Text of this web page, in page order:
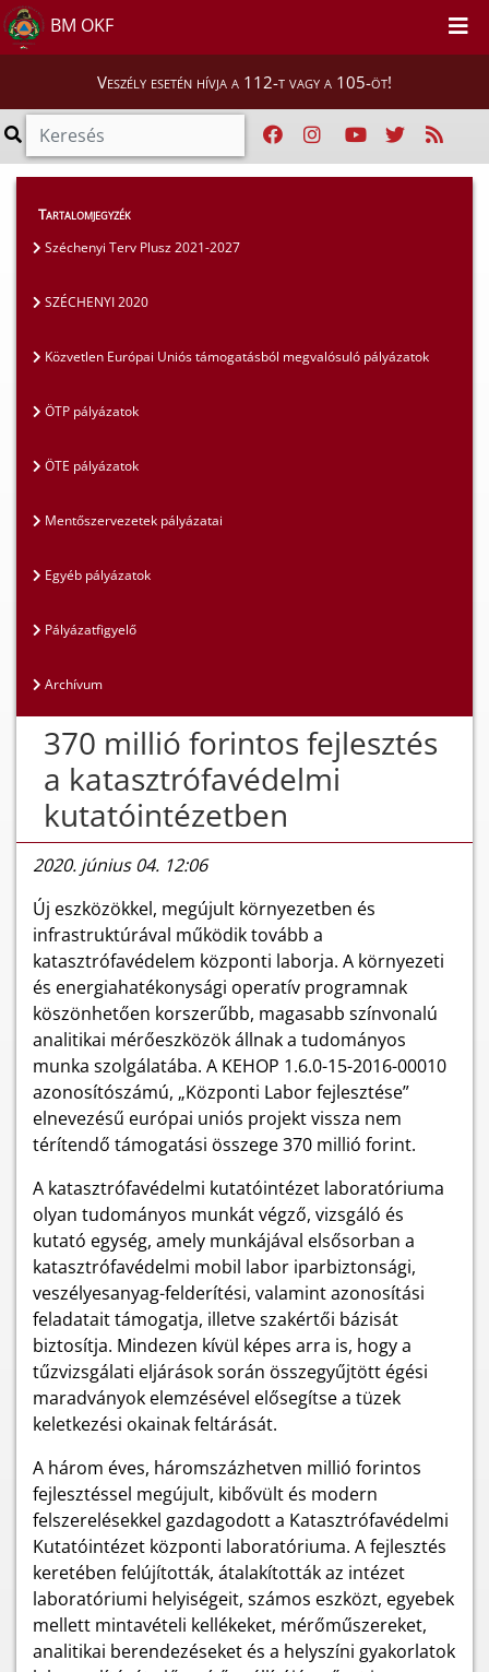
BM OKF
Veszély esetén hívja a 112-t vagy a 105-öt!
Szakmai tájékoztatók
SZÉCHENYI 2020
Tartalomjegyzék
Széchenyi Terv Plusz 2021-2027
SZÉCHENYI 2020
Közvetlen Európai Uniós támogatásból megvalósuló pályázatok
ÖTP pályázatok
ÖTE pályázatok
Mentőszervezetek pályázatai
Egyéb pályázatok
Pályázatfigyelő
Archívum
370 millió forintos fejlesztés
a katasztrófavédelmi
kutatóintézetben
2020. június 04. 12:06
Új eszközökkel, megújult környezetben és
infrastruktúrával működik tovább a
katasztrófavédelem központi laborja. A környezeti
és energiahatékonysági operatív programnak
köszönhetően korszerűbb, magasabb színvonalú
analitikai mérőeszközök állnak a tudományos
munka szolgálatába. A KEHOP 1.6.0-15-2016-00010
azonosítószámú, „Központi Labor fejlesztése”
elnevezésű európai uniós projekt vissza nem
térítendő támogatási összege 370 millió forint.
A katasztrófavédelmi kutatóintézet laboratóriuma
olyan tudományos munkát végző, vizsgáló és
kutató egység, amely munkájával elsősorban a
katasztrófavédelmi mobil labor iparbiztonsági,
veszélyesanyag-felderítési, valamint azonosítási
feladatait támogatja, illetve szakértői bázisát
biztosítja. Mindezen kívül képes arra is, hogy a
tűzvizsgálati eljárások során összegyűjtött égési
maradványok elemzésével elősegítse a tüzek
keletkezési okainak feltárását.
A három éves, háromszázhetven millió forintos
fejlesztéssel megújult, kibővült és modern
felszerelésekkel gazdagodott a Katasztrófavédelmi
Kutatóintézet központi laboratóriuma. A fejlesztés
keretében felújították, átalakították az intézet
laboratóriumi helyiségeit, számos eszközt, egyebek
mellett mintavételi kellékeket, mérőműszereket,
analitikai berendezéseket és a helyszíni gyakorlatok